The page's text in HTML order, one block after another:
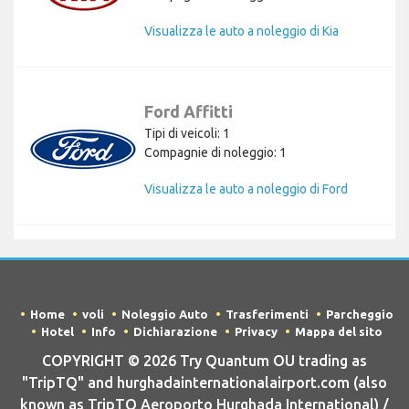
Visualizza le auto a noleggio di Kia
Ford Affitti
Tipi di veicoli: 1
Compagnie di noleggio: 1
Visualizza le auto a noleggio di Ford
Home voli Noleggio Auto Trasferimenti
Parcheggio
Hotel
Info Dichiarazione Privacy Mappa del sito
COPYRIGHT © 2026 Try Quantum OU trading as
"TripTQ" and hurghadainternationalairport.com (also
known as TripTQ Aeroporto Hurghada International) /